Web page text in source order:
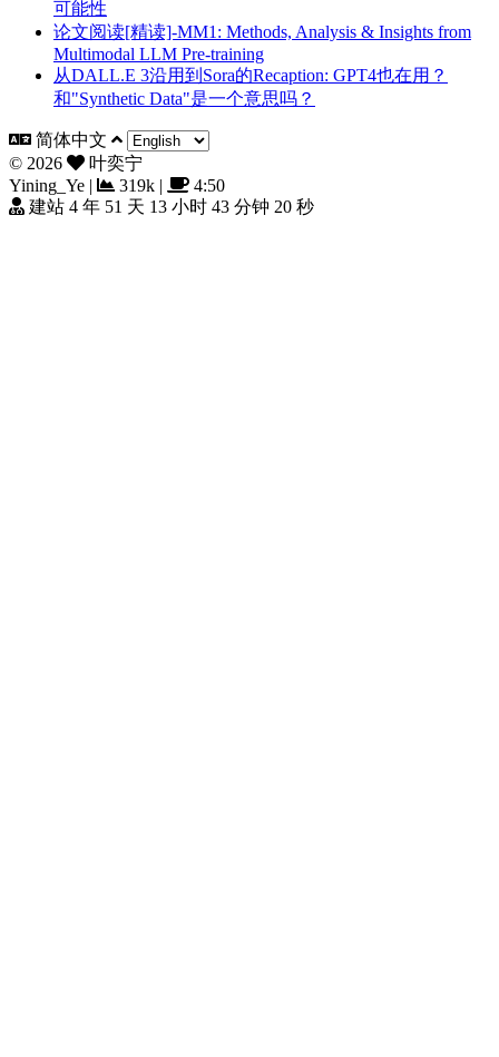
可能性
论文阅读[精读]-MM1: Methods, Analysis & Insights from
Multimodal LLM Pre-training
从DALL.E 3沿用到Sora的Recaption: GPT4也在用？
和"Synthetic Data"是一个意思吗？
简体中文
© 2026
叶奕宁
Yining_Ye | 319k |
4:50
建站 4 年 51 天 13 小时 43 分钟 22 秒